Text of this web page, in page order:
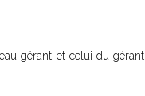
gérant et celui du gérant